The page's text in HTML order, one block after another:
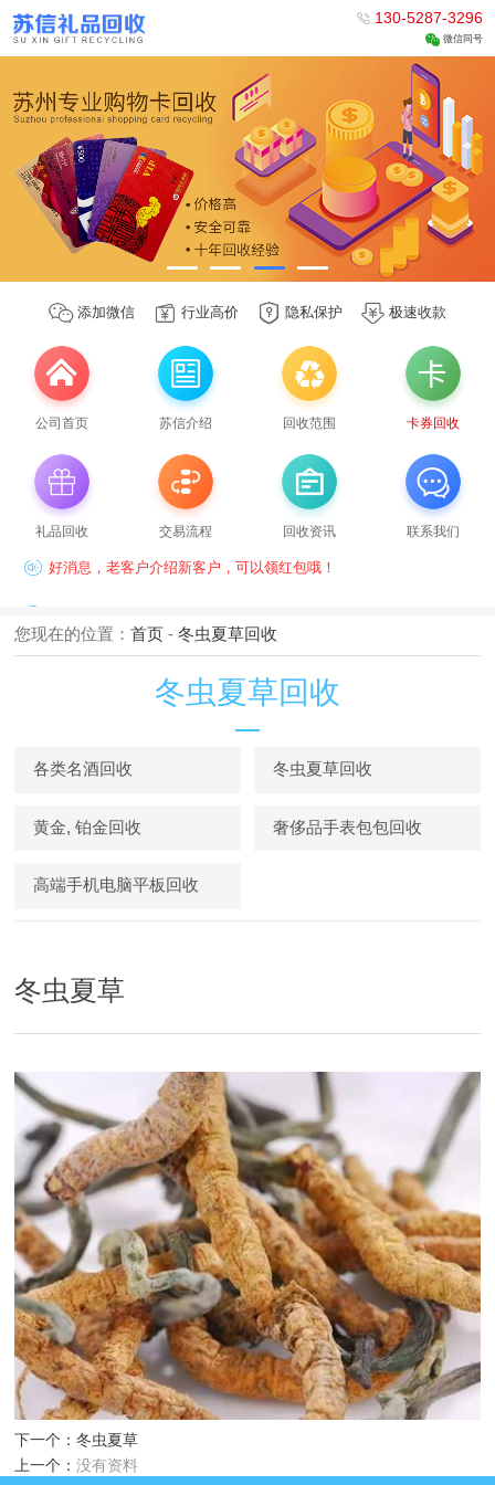
130-5287-3296
微信同号
添加微信 行业高价 隐私保护 极速收款
公司首页 苏信介绍 回收范围 卡券回收
礼品回收 交易流程 回收资讯 联系我们
苏信礼品回收-苏州专业回收各类购物卡，网购卡，充值卡，旅游
卡，蛋糕卡。
注意啦：苏州人专业礼品卡券，名酒，黄金，名表回收
好消息，老客户介绍新客户，可以领红包哦！
苏信礼品回收-苏州专业回收各类购物卡，网购卡，充值卡，旅游
卡，蛋糕卡。
注意啦：苏州人专业礼品卡券，名酒，黄金，名表回收
您现在的位置：首页 -冬虫夏草回收
冬虫夏草回收
各类名酒回收 冬虫夏草回收
黄金, 铂金回收 奢侈品手表包包回收
高端手机电脑平板回收
冬虫夏草
下一个：冬虫夏草
上一个：没有资料